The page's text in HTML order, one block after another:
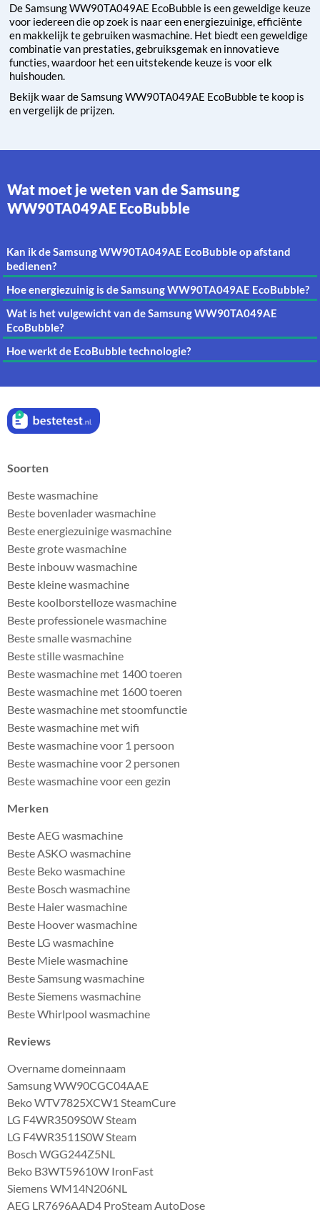
De Samsung WW90TA049AE EcoBubble is een geweldige keuze
voor iedereen die op zoek is naar een energiezuinige, efficiënte
en makkelijk te gebruiken wasmachine. Het biedt een geweldige
combinatie van prestaties, gebruiksgemak en innovatieve
functies, waardoor het een uitstekende keuze is voor elk
huishouden.
Bekijk waar de Samsung WW90TA049AE EcoBubble te koop is
en vergelijk de prijzen.
Wat moet je weten van de Samsung
WW90TA049AE EcoBubble
Kan ik de Samsung WW90TA049AE EcoBubble op afstand
bedienen?
Hoe energiezuinig is de Samsung WW90TA049AE EcoBubble?
Wat is het vulgewicht van de Samsung WW90TA049AE
EcoBubble?
Hoe werkt de EcoBubble technologie?
Soorten
Beste wasmachine
Beste bovenlader wasmachine
Beste energiezuinige wasmachine
Beste grote wasmachine
Beste inbouw wasmachine
Beste kleine wasmachine
Beste koolborstelloze wasmachine
Beste professionele wasmachine
Beste smalle wasmachine
Beste stille wasmachine
Beste wasmachine met 1400 toeren
Beste wasmachine met 1600 toeren
Beste wasmachine met stoomfunctie
Beste wasmachine met wifi
Beste wasmachine voor 1 persoon
Beste wasmachine voor 2 personen
Beste wasmachine voor een gezin
Merken
Beste AEG wasmachine
Beste ASKO wasmachine
Beste Beko wasmachine
Beste Bosch wasmachine
Beste Haier wasmachine
Beste Hoover wasmachine
Beste LG wasmachine
Beste Miele wasmachine
Beste Samsung wasmachine
Beste Siemens wasmachine
Beste Whirlpool wasmachine
Reviews
Overname domeinnaam
Samsung WW90CGC04AAE
Beko WTV7825XCW1 SteamCure
LG F4WR3509S0W Steam
LG F4WR3511S0W Steam
Bosch WGG244Z5NL
Beko B3WT59610W IronFast
Siemens WM14N206NL
AEG LR7696AAD4 ProSteam AutoDose